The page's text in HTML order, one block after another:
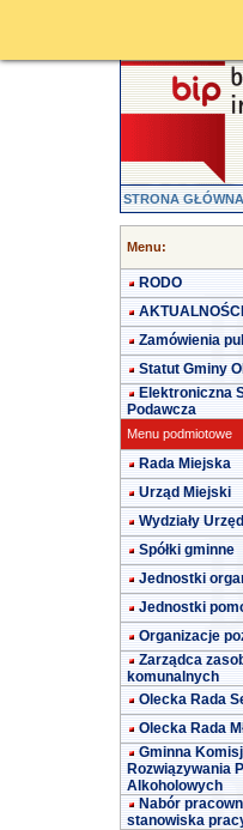
STRONA
Menu:
RODO
AKTUALNOŚCI
Zamówienia
Statut Gminy
Elektroniczna
Podawcza
Menu podmiotowe
Rada Miejska
Urząd Miejski
Wydziały
Spółki gminne
Jednostki
Jednostki
Organizacje
Zarządca
komunalnych
Olecka Rada
Olecka Rada
Gminna
Rozwiązywania
Alkoholowych
Nabór
stanowiska